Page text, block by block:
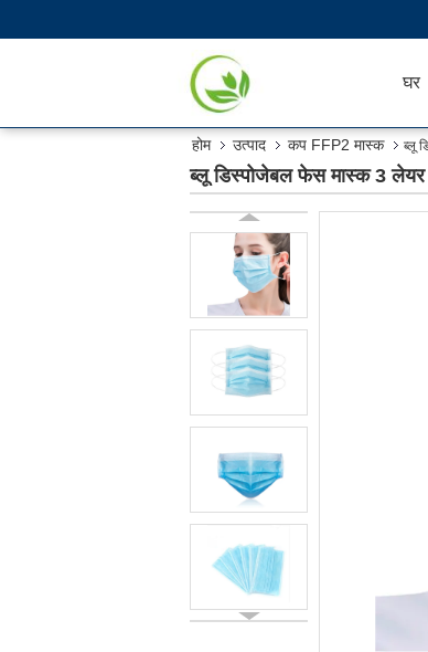
घर
होम उत्पाद कप FFP2 मास्क ब्लू
ब्लू डिस्पोजेबल फेस मास्क 3 लेयर